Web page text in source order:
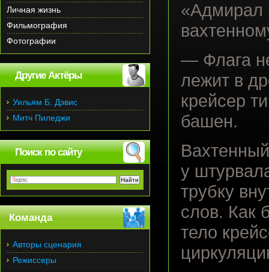
«Адмирал
— Флага
лежит в
крейсер
башен.
у
трубку
слов. Как
тело
Личная жизнь
Фильмография
Фотографии
Другие Актёры
Уильям Б. Дэвис
Митч Пиледжи
Поиск по сайту
Команда
Авторы сценария
Режиссеры